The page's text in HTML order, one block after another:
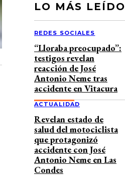
LO MÁS LEÍDO
REDES SOCIALES
“Lloraba preocupado”:
testigos revelan
reacción de José
Antonio Neme tras
accidente en Vitacura
ACTUALIDAD
Revelan estado de
salud del motociclista
que protagonizó
accidente con José
Antonio Neme en Las
Condes